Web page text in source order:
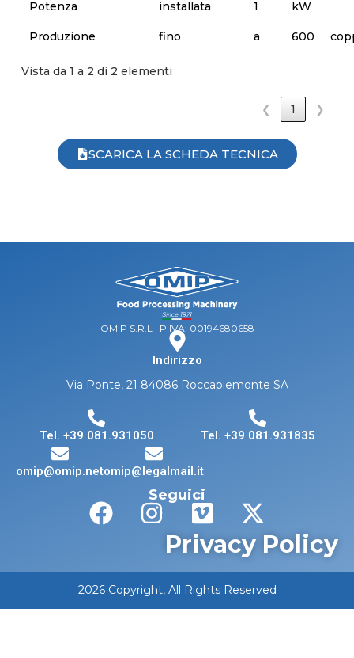
Potenza installata 1 kW
Produzione fino a 600
Vista da 1 a 2 di 2 elementi
❮ 1 ❯
SCARICA LA SCHEDA TECNICA
OMIP S.R.L | P IVA: 00194680658
Indirizzo
Via Ponte, 21 84086 Roccapiemonte SA
Tel. +39 081.931050 Tel. +39 081.931835
omip@omip.netomip@legalmail.it
Seguici
Privacy Policy
2026 Copyright, All Rights Reserved